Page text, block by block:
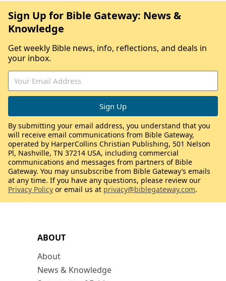
ABOUT
About
News & Knowledge
Sign Up for Bible Gateway: News &
Knowledge
Get weekly Bible news, info, reflections, and deals in
your inbox.
By submitting your email address, you understand that you
will receive email communications from Bible Gateway,
operated by HarperCollins Christian Publishing, 501 Nelson
Pl, Nashville, TN 37214 USA, including commercial
communications and messages from partners of Bible
Gateway. You may unsubscribe from Bible Gateway’s emails
at any time. If you have any questions, please review our
Privacy Policy or email us at privacy@biblegateway.com.